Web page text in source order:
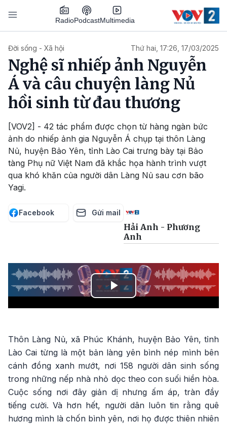
Nhảy đến nội dung
RadioPodcastMultimedia
Đời sống - Xã hội Thứ hai, 17:26, 17/03/2025
Nghệ sĩ nhiếp ảnh Nguyễn
Á và câu chuyện làng Nủ
hồi sinh từ đau thương
[VOV2] - 42 tác phẩm được chọn từ hàng ngàn bức
ảnh do nhiếp ảnh gia Nguyễn Á chụp tại thôn Làng
Nủ, huyện Bảo Yên, tỉnh Lào Cai trưng bày tại Bảo
tàng Phụ nữ Việt Nam đã khắc họa hành trình vượt
qua khó khăn của người dân Làng Nủ sau cơn bão
Yagi.
Facebook Gửi mail
Hải Anh - Phương
Anh
Play
Thôn Làng Nủ, xã Phúc Khánh, huyện Bảo Yên, tỉnh
Lào Cai từng là một bản làng yên bình nép mình bên
cánh đồng xanh mướt, nơi 158 người dân sinh sống
trong những nếp nhà nhỏ dọc theo con suối hiền hòa.
Cuộc sống nơi đây giản dị nhưng ấm áp, tràn đầy
tiếng cười. Và hơn hết, người dân luôn tin rằng quê
hương mình là chốn bình yên, nơi họ được thiên nhiên